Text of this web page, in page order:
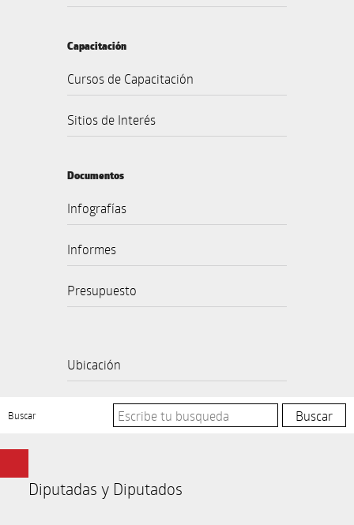
Capacitación
Cursos de Capacitación
Sitios de Interés
Documentos
Infografías
Informes
Presupuesto
Ubicación
Buscar
Diputadas y Diputados